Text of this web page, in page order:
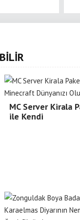
MC Server Kirala
ile Kendi